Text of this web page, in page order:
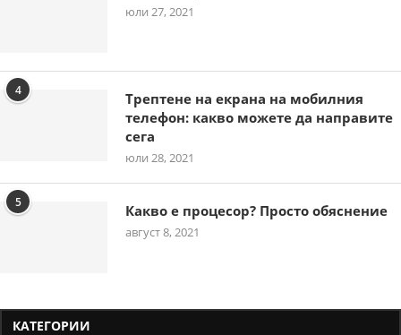
юли 27, 2021
4
Трептене на екрана на мобилния
телефон: какво можете да направите
сега
юли 28, 2021
5 Какво е процесор? Просто обяснение
август 8, 2021
КАТЕГОРИИ